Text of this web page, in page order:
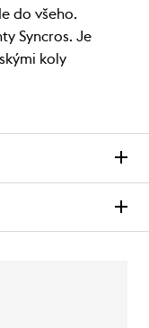
do všeho.
Syncros. Je
koly